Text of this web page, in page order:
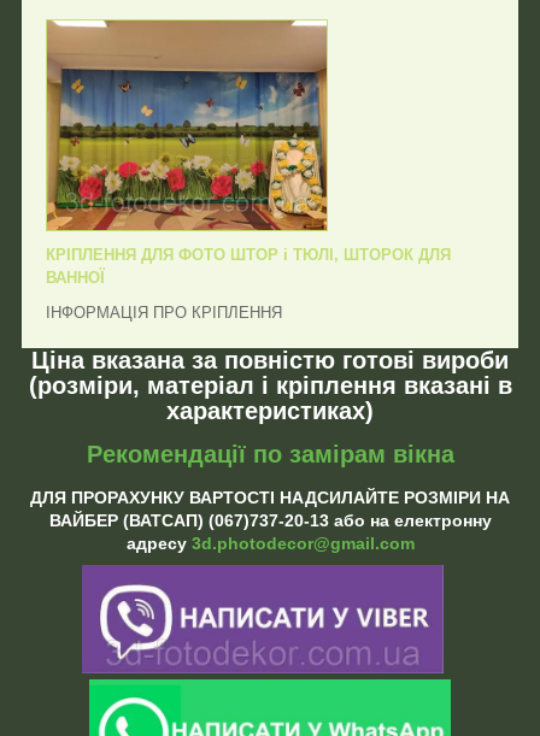
КРІПЛЕННЯ ДЛЯ ФОТО ШТОР і ТЮЛІ, ШТОРОК ДЛЯ
ВАННОЇ
ІНФОРМАЦІЯ ПРО КРІПЛЕННЯ
Ціна вказана за повністю готові вироби
(розміри, матеріал і кріплення вказані в
характеристиках)
Рекомендації по замірам вікна
ДЛЯ ПРОРАХУНКУ ВАРТОСТІ НАДСИЛАЙТЕ РОЗМІРИ НА
ВАЙБЕР (ВАТСАП) (067)737-20-13 або на електронну
адресу 3d.photodecor@gmail.com